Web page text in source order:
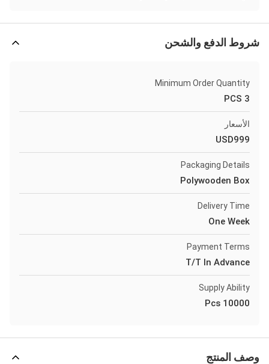
شروط الدفع والشحن
Minimum Order Quantity
3 PCS
الأسعار
USD999
Packaging Details
Polywooden Box
Delivery Time
One Week
Payment Terms
T/T In Advance
Supply Ability
10000 Pcs
وصف المنتج